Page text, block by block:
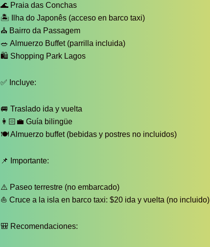
🌊 Praia das Conchas
🏝 Ilha do Japonês (acceso en barco taxi)
⛪ Bairro da Passagem
🥗 Almuerzo Buffet (parrilla incluida)
🛍 Shopping Park Lagos
✅ Incluye:
🚐 Traslado ida y vuelta
👩🏻‍💼 Guía bilingüe
🍽 Almuerzo buffet (bebidas y postres no incluidos)
📌 Importante:
⚠️ Paseo terrestre (no embarcado)
⛵ Cruce a la isla en barco taxi: $20 ida y vuelta (no incluido)
🎒 Recomendaciones: